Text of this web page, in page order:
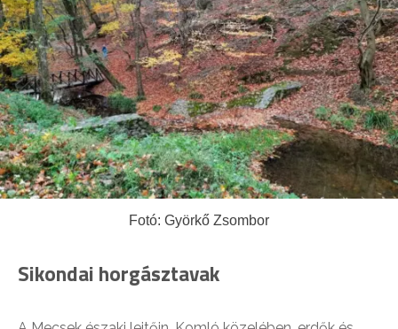
Fotó: Györkő Zsombor
Sikondai horgásztavak